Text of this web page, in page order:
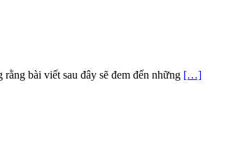
bài viết sau đây sẽ đem đến những […]